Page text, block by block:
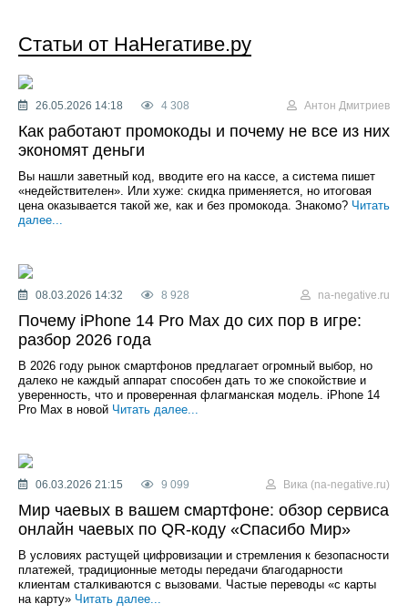
Статьи от НаНегативе.ру
26.05.2026 14:18 4 308 Антон Дмитриев
Как работают промокоды и почему не все из них
экономят деньги
Вы нашли заветный код, вводите его на кассе, а система пишет
«недействителен». Или хуже: скидка применяется, но итоговая
цена оказывается такой же, как и без промокода. Знакомо? Читать
далее...
08.03.2026 14:32 8 928 na-negative.ru
Почему iPhone 14 Pro Max до сих пор в игре:
разбор 2026 года
В 2026 году рынок смартфонов предлагает огромный выбор, но
далеко не каждый аппарат способен дать то же спокойствие и
уверенность, что и проверенная флагманская модель. iPhone 14
Pro Max в новой Читать далее...
06.03.2026 21:15 9 099 Вика (na-negative.ru)
Мир чаевых в вашем смартфоне: обзор сервиса
онлайн чаевых по QR-коду «Спасибо Мир»
В условиях растущей цифровизации и стремления к безопасности
платежей, традиционные методы передачи благодарности
клиентам сталкиваются с вызовами. Частые переводы «с карты
на карту» Читать далее...